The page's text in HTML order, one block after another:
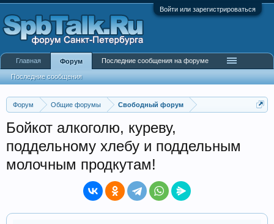
Войти или зарегистрироваться
Форум Общие форумы Свободный форум
Бойкот алкоголю, куреву,
поддельному хлебу и поддельным
молочным продкутам!
Главная Форум
Последние сообщения
Последние сообщения на форуме